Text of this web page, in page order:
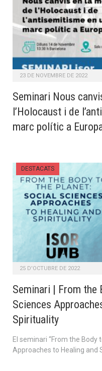
23 DE NOVEMBRE DE 2022
Seminari Nous
l’Holocaust i de
marc polític a
DESTACATS
25 D'OCTUBRE DE 2022
Seminari | From the
Sciences
Spirituality
El seminari “From the Body
Approaches to Healing and